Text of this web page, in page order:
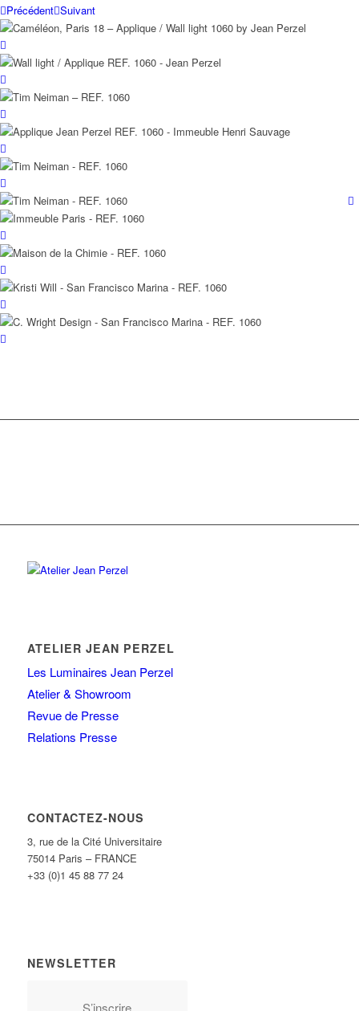
Précédent Suivant
ATELIER JEAN PERZEL
Les Luminaires Jean Perzel
Atelier & Showroom
Revue de Presse
Relations Presse
CONTACTEZ-NOUS
3, rue de la Cité Universitaire
75014 Paris – FRANCE
+33 (0)1 45 88 77 24
NEWSLETTER
S’inscrire